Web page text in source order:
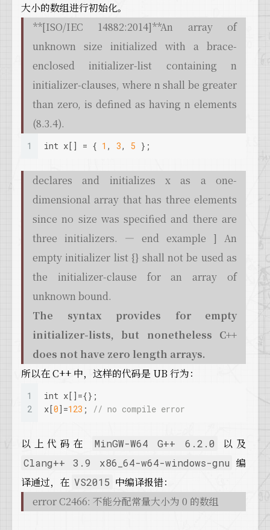
大小的数组进行初始化。
**[ISO/IEC 14882:2014]**An array of
unknown size initialized with a brace-
enclosed initializer-list containing n
initializer-clauses, where n shall be greater
than zero, is defined as having n elements
(8.3.4).
1 int x[] = { 1 , 3, 5 };
declares and initializes x as a one-
dimensional array that has three elements
since no size was specified and there are
three initializers. — end example ] An
empty initializer list {} shall not be used as
the initializer-clause for an array of
unknown bound.
The syntax provides for empty
initializer-lists, but nonetheless C++
does not have zero length arrays.
所以在 C++ 中，这样的代码是 UB 行为：
1
2
int x[]={};
x[0]=123 ; // no compile error
以上代码在 MinGW-W64 G++ 6.2.0 以及
Clang++ 3.9 x86_64-w64-windows-gnu 编
译通过，在 VS2015 中编译报错：
error C2466: 不能分配常量大小为 0 的数组